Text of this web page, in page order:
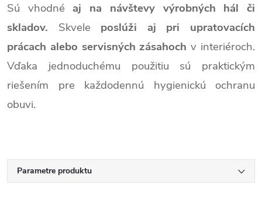
Sú vhodné aj na návštevy výrobných hál či
skladov. Skvele poslúži aj pri upratovacích
prácach alebo servisných zásahoch v interiéroch.
Vďaka jednoduchému použitiu sú praktickým
riešením pre každodennú hygienickú ochranu
obuvi.
Parametre produktu